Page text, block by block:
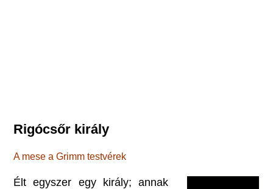
Rigócsőr király
A mese a Grimm testvérek
Élt egyszer egy király; annak